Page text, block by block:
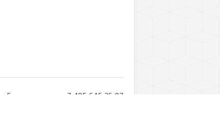
Горячая линия: +7 495 646 26 97